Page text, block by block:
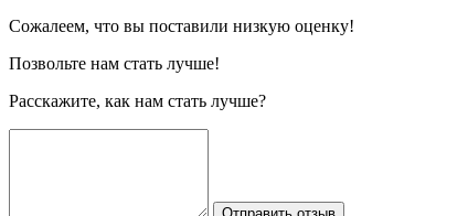
Сожалеем, что вы поставили низкую оценку!
Позвольте нам стать лучше!
Расскажите, как нам стать лучше?